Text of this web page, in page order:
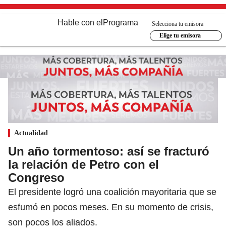
Hable con el Programa
Selecciona tu emisora
Elige tu emisora
Actualidad
Un año tormentoso: así se fracturó
la relación de Petro con el
Congreso
El presidente logró una coalición mayoritaria que se
esfumó en pocos meses. En su momento de crisis,
son pocos los aliados.